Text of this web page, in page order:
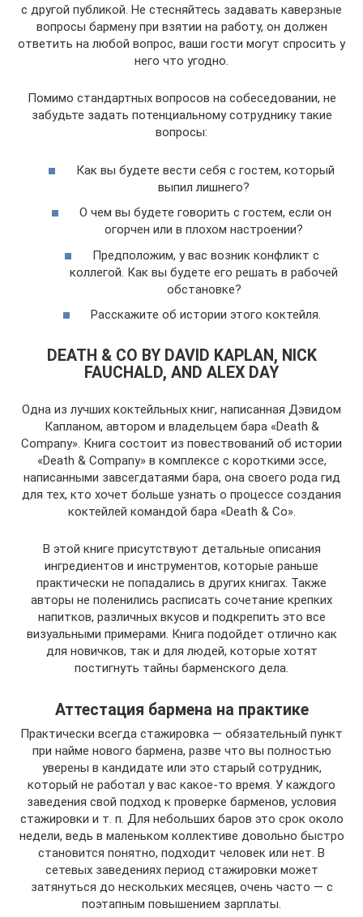
с другой публикой. Не стесняйтесь задавать каверзные
вопросы бармену при взятии на работу, он должен
ответить на любой вопрос, ваши гости могут спросить у
него что угодно.
Помимо стандартных вопросов на собеседовании, не
забудьте задать потенциальному сотруднику такие
вопросы:
Как вы будете вести себя с гостем, который
выпил лишнего?
О чем вы будете говорить с гостем, если он
огорчен или в плохом настроении?
Предположим, у вас возник конфликт с
коллегой. Как вы будете его решать в рабочей
обстановке?
Расскажите об истории этого коктейля.
DEATH & CO BY DAVID KAPLAN, NICK
FAUCHALD, AND ALEX DAY
Одна из лучших коктейльных книг, написанная Дэвидом
Капланом, автором и владельцем бара «Death &
Company». Книга состоит из повествований об истории
«Death & Company» в комплексе с короткими эссе,
написанными завсегдатаями бара, она своего рода гид
для тех, кто хочет больше узнать о процессе создания
коктейлей командой бара «Death & Co».
В этой книге присутствуют детальные описания
ингредиентов и инструментов, которые раньше
практически не попадались в других книгах. Также
авторы не поленились расписать сочетание крепких
напитков, различных вкусов и подкрепить это все
визуальными примерами. Книга подойдет отлично как
для новичков, так и для людей, которые хотят
постигнуть тайны барменского дела.
Аттестация бармена на практике
Практически всегда стажировка — обязательный пункт
при найме нового бармена, разве что вы полностью
уверены в кандидате или это старый сотрудник,
который не работал у вас какое-то время. У каждого
заведения свой подход к проверке барменов, условия
стажировки и т. п. Для небольших баров это срок около
недели, ведь в маленьком коллективе довольно быстро
становится понятно, подходит человек или нет. В
сетевых заведениях период стажировки может
затянуться до нескольких месяцев, очень часто — с
поэтапным повышением зарплаты.